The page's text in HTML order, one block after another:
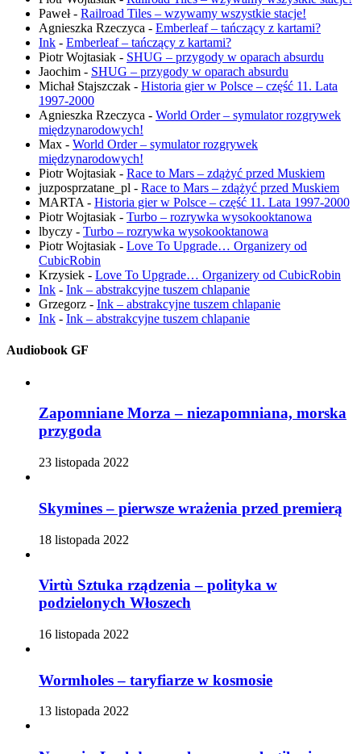
Paweł- Railroad Tiles – wzywamy wszystkie stacje!
Agnieszka Rzeczyca - Emberleaf – tańczący z kartami?
Ink - Emberleaf – tańczący z kartami?
Piotr Wojtasiak - SHUG – przygody w oparach absurdu
Jaochim - SHUG – przygody w oparach absurdu
Michał Stajszczak - Historia gier w Polsce – część 11. Lata
1997-2000
Agnieszka Rzeczyca - World Order – symulator rozgrywek
międzynarodowych!
Max - World Order – symulator rozgrywek
międzynarodowych!
Piotr Wojtasiak - Race to Mars – zdążyć przed Muskiem
juzposprzatane_pl - Race to Mars – zdążyć przed Muskiem
MARTA - Historia gier w Polsce – część 11. Lata 1997-2000
Piotr Wojtasiak - Turbo – rozrywka wysokooktanowa
lbyczy - Turbo – rozrywka wysokooktanowa
Piotr Wojtasiak - Love To Upgrade… Organizery od
CubicRobin
Krzysiek - Love To Upgrade… Organizery od CubicRobin
Ink - Ink – abstrakcyjne tuszem chlapanie
Grzegorz - Ink – abstrakcyjne tuszem chlapanie
Ink - Ink – abstrakcyjne tuszem chlapanie
Audiobook GF
Zapomniane Morza – niezapomniana, morska
przygoda
23 listopada 2022
Skymines – pierwsze wrażenia przed premierą
18 listopada 2022
Virtù Sztuka rządzenia – polityka w
podzielonych Włoszech
16 listopada 2022
Wormholes – taryfiarze w kosmosie
13 listopada 2022